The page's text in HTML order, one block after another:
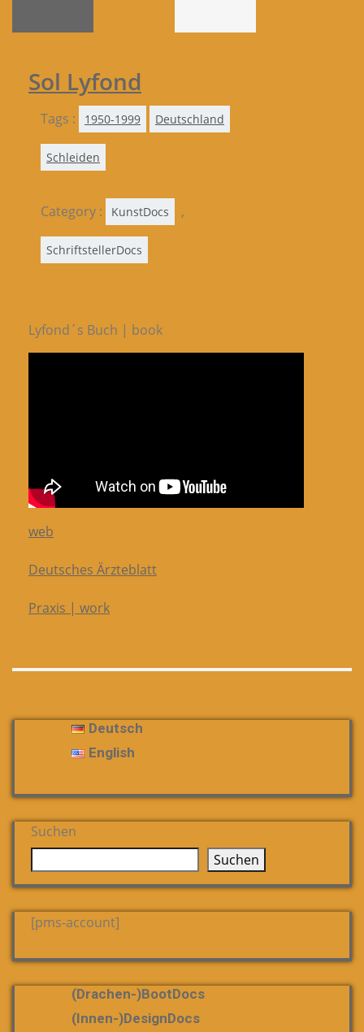
Sol Lyfond
Tags : 1950-1999 Deutschland
Schleiden
Category : KunstDocs ,
SchriftstellerDocs
Lyfond´s Buch | book
web
Deutsches Ärzteblatt
Praxis | work
Deutsch
English
Suchen
Suchen
[pms-account]
(Drachen-)bootDocs
(Innen-)DesignDocs